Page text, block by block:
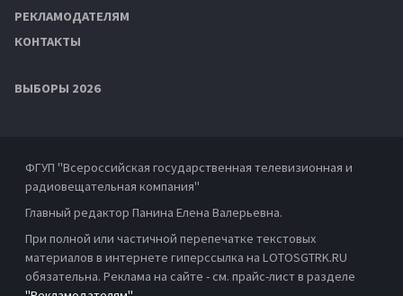
РЕКЛАМОДАТЕЛЯМ
КОНТАКТЫ
ВЫБОРЫ 2026
ФГУП "Всероссийская государственная телевизионная и
радиовещательная компания"
Главный редактор Панина Елена Валерьевна.
При полной или частичной перепечатке текстовых
материалов в интернете гиперссылка на LOTOSGTRK.RU
обязательна. Реклама на сайте - см. прайс-лист в разделе